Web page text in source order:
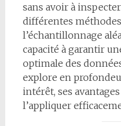
sans avoir à
différentes
l’échantillonnage
capacité à garantir
optimale des
explore en
intérêt, ses
l’appliquer